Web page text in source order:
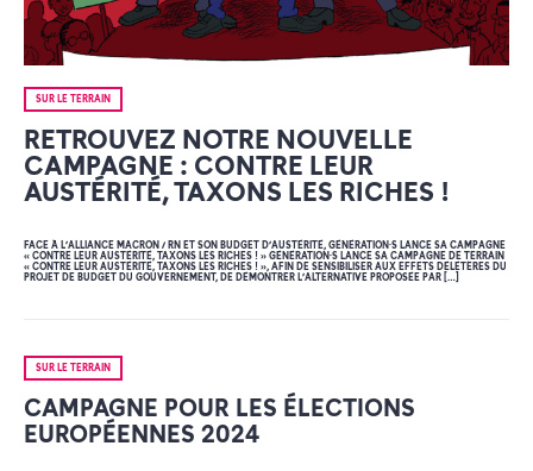
SUR LE TERRAIN
RETROUVEZ NOTRE NOUVELLE
CAMPAGNE : CONTRE LEUR
AUSTÉRITÉ, TAXONS LES RICHES !
FACE À L’ALLIANCE MACRON / RN ET SON BUDGET D’AUSTÉRITÉ, GÉNÉRATION·S LANCE SA CAMPAGNE
« CONTRE LEUR AUSTÉRITÉ, TAXONS LES RICHES ! » GÉNÉRATION·S LANCE SA CAMPAGNE DE TERRAIN
« CONTRE LEUR AUSTÉRITÉ, TAXONS LES RICHES ! », AFIN DE SENSIBILISER AUX EFFETS DÉLÉTÈRES DU
PROJET DE BUDGET DU GOUVERNEMENT, DE DÉMONTRER L’ALTERNATIVE PROPOSÉE PAR […]
SUR LE TERRAIN
CAMPAGNE POUR LES ÉLECTIONS
EUROPÉENNES 2024